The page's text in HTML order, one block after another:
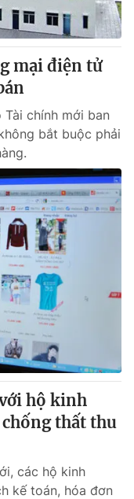
mại điện tử
Tài chính mới ban
bắt buộc phải
hộ kinh
thất thu
các hộ kinh
kế toán, hóa đơn